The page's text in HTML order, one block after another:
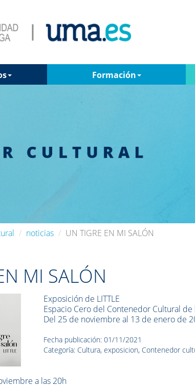
Formación
noticias UN TIGRE EN MI SALÓN
MI SALÓN
Exposición de LITTLE
Espacio Cero del Contenedor Cultural de
Del 25 de noviembre al 13 de enero de
Fecha publicación: 01/11/2021
Categoría: Cultura, exposicion, Contenedor
a las 20h